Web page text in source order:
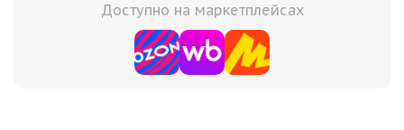
Доступно на маркетплейсах